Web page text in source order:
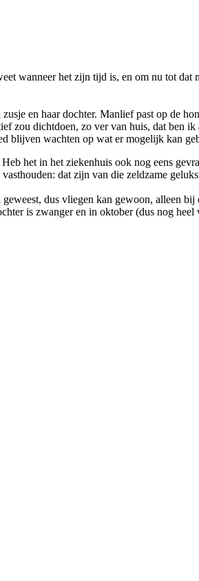
wanneer het zijn tijd is, en om nu tot
en haar dochter. Manlief past op de
zou dichtdoen, zo ver van huis, dat ben
blijven wachten op wat er mogelijk kan
het in het ziekenhuis ook nog eens
dat zijn van die zeldzame
dus vliegen kan gewoon, alleen bij
is zwanger en in oktober (dus nog